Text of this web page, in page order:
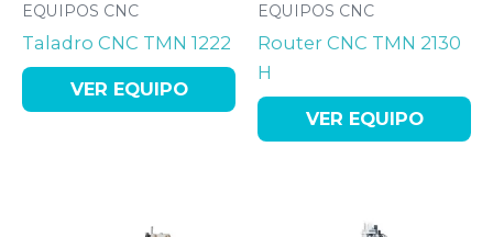
EQUIPOS CNC
Taladro CNC TMN 1222
VER EQUIPO
EQUIPOS CNC
Router CNC TMN 2130
H
VER EQUIPO